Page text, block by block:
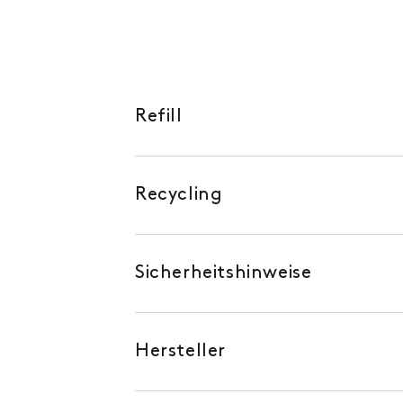
Refill
Recycling
Sicherheitshinweise
Hersteller